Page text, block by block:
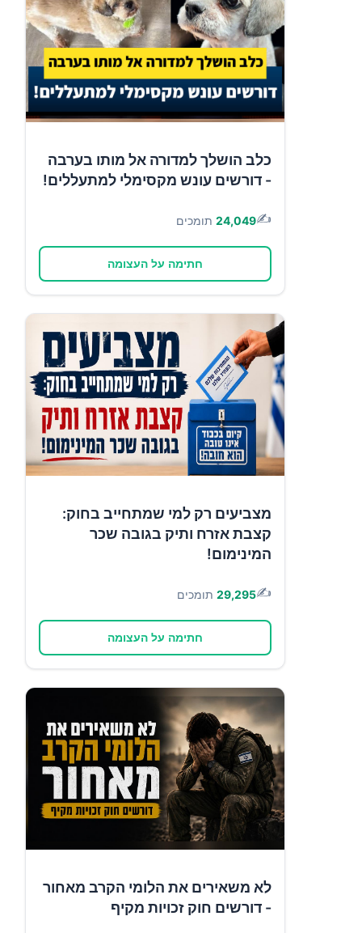
כלב הושלך למדורה אל מותו בערבה
- דורשים עונש מקסימלי למתעללים!
✍️
24,049 תומכים
חתימה על העצומה
מצביעים רק למי שמתחייב בחוק:
קצבת אזרח ותיק בגובה שכר
המינימום!
✍️
29,295 תומכים
חתימה על העצומה
לא משאירים את הלומי הקרב מאחור
- דורשים חוק זכויות מקיף